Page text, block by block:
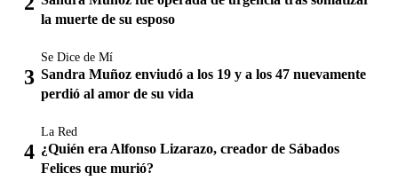
la muerte de su esposo
Se Dice de Mí
Sandra Muñoz enviudó a los 19 y a los 47 nuevamente
perdió al amor de su vida
La Red
¿Quién era Alfonso Lizarazo, creador de Sábados
Felices que murió?